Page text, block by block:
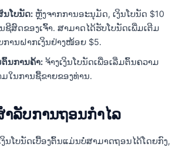
ນໂບນັດ:ຫຼັງຈາກການອະນຸມັດ, ເງິນໂບນັດ $10
ຊີສົດຂອງເຈົ້າ. ສາມາດໄດ້ຮັບໂບນັດເພີ່ມເຕີມ
ການຝາກເງິນຢ່າງໜ້ອຍ $5.
ຕົ້ນ​ການ​ຄ້າ​:ຈ້າງເງິນໂບນັດເພື່ອເລີ່ມຕົ້ນຄວາມ
ໃນການຊື້ຂາຍຂອງທ່ານ.
ລັບການຖອນກໍາໄລ
ນໂບນັດເບື້ອງຕົ້ນແມ່ນບໍ່ສາມາດຖອນໄດ້ໂດຍກົງ,